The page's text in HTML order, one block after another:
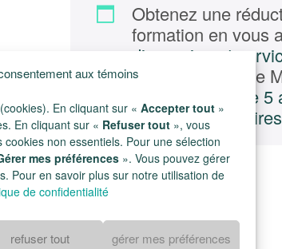
aux témoins
En cliquant sur « Accepter tout »
En cliquant sur « Refuser tout », vous
cookies non essentiels. Pour une sélection
mes préférences ». Vous pouvez gérer
Pour en savoir plus sur notre utilisation de
de confidentialité
refuser tout gérer mes préférences
Obtenez une
formation en vous
discussion et
créant un compte
professionnel de
avocats ou